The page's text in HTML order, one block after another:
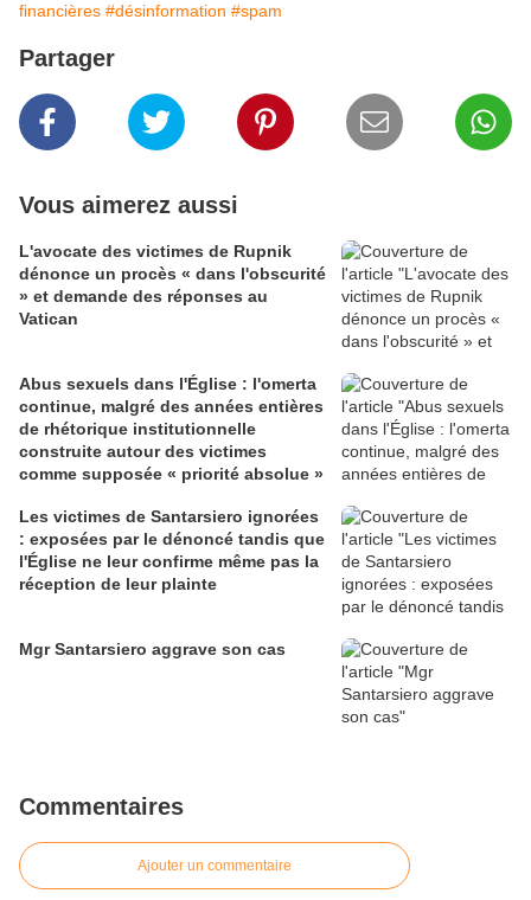
financières #désinformation #spam
Partager
Vous aimerez aussi
L'avocate des victimes de Rupnik
dénonce un procès « dans l'obscurité
» et demande des réponses au
Vatican
Abus sexuels dans l'Église : l'omerta
continue, malgré des années entières
de rhétorique institutionnelle
construite autour des victimes
comme supposée « priorité absolue »
Les victimes de Santarsiero ignorées
: exposées par le dénoncé tandis que
l'Église ne leur confirme même pas la
réception de leur plainte
Mgr Santarsiero aggrave son cas
Commentaires
Ajouter un commentaire